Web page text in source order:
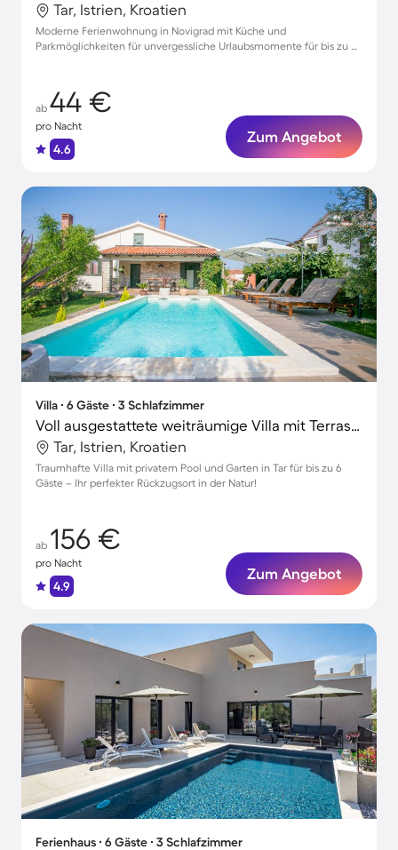
Tar, Istrien, Kroatien
Moderne Ferienwohnung in Novigrad mit Küche und
Parkmöglichkeiten für unvergessliche Urlaubsmomente für bis zu 4
ab 44 €
pro Nacht
4.6
Zum Angebot
Villa ∙ 6 Gäste ∙ 3 Schlafzimmer
Voll ausgestattete weiträumige Villa mit Terrasse, Grill und Garten
Tar, Istrien, Kroatien
Traumhafte Villa mit privatem Pool und Garten in Tar für bis zu 6
Gäste – Ihr perfekter Rückzugsort in der Natur!
ab 156 €
pro Nacht
4.9
Zum Angebot
Ferienhaus ∙ 6 Gäste ∙ 3 Schlafzimmer